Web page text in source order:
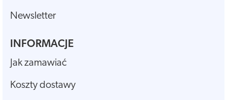
Newsletter
INFORMACJE
Jak zamawiać
Koszty dostawy